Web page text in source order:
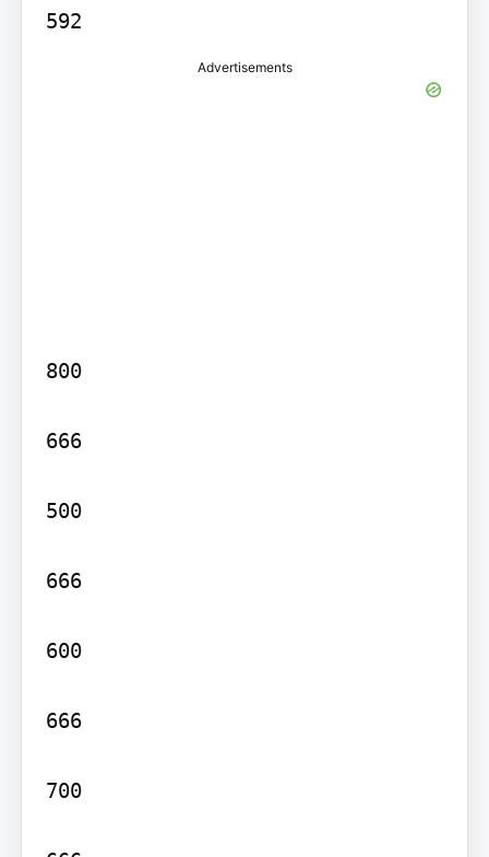
Advertisements
800
666
500
666
600
666
700